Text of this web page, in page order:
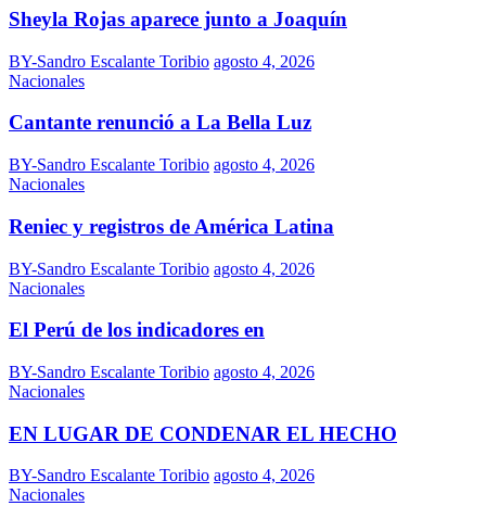
Sheyla Rojas aparece junto a Joaquín
BY-Sandro Escalante Toribio agosto 4, 2026
Nacionales
Cantante renunció a La Bella Luz
BY-Sandro Escalante Toribio agosto 4, 2026
Nacionales
Reniec y registros de América Latina
BY-Sandro Escalante Toribio agosto 4, 2026
Nacionales
El Perú de los indicadores en
BY-Sandro Escalante Toribio agosto 4, 2026
Nacionales
EN LUGAR DE CONDENAR EL HECHO
BY-Sandro Escalante Toribio agosto 4, 2026
Nacionales